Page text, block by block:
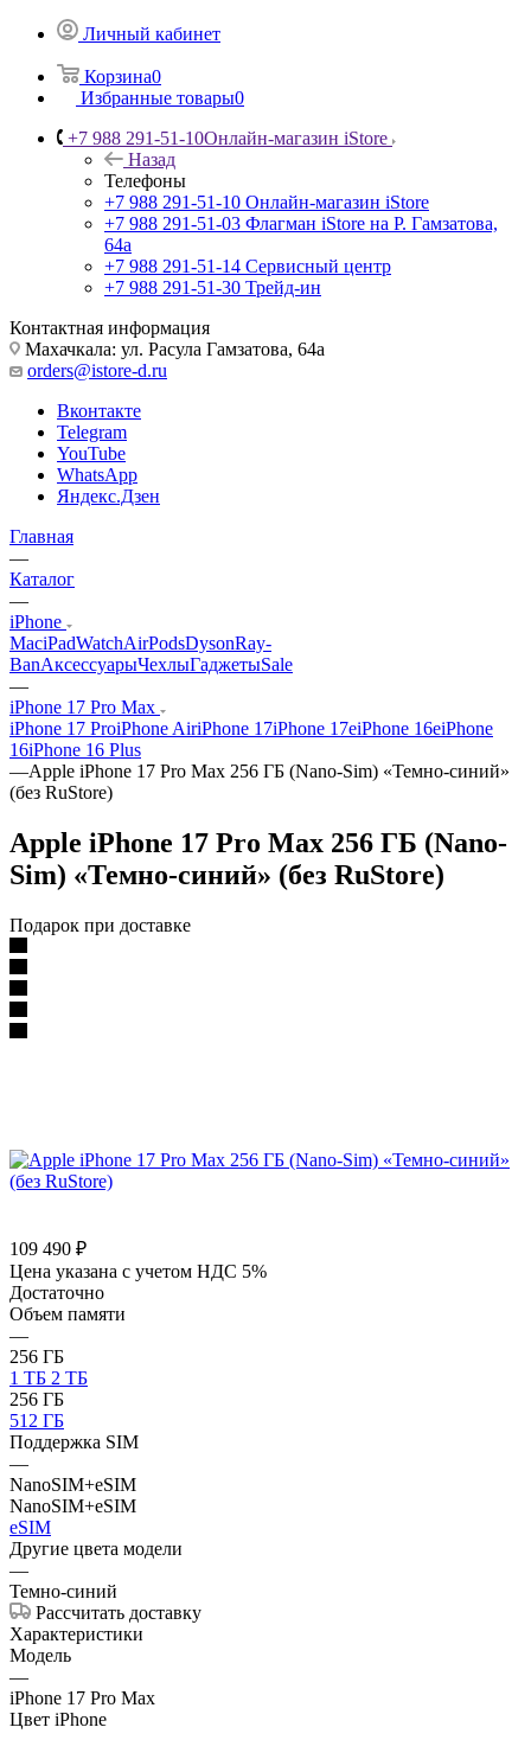
Личный кабинет
Корзина0
Избранные товары0
+7 988 291-51-10Онлайн-магазин iStore
Назад
Телефоны
+7 988 291-51-10 Онлайн-магазин iStore
+7 988 291-51-03 Флагман iStore на Р. Гамзатова,
64а
+7 988 291-51-14 Сервисный центр
+7 988 291-51-30 Трейд-ин
Контактная информация
Махачкала: ул. Расула Гамзатова, 64а
orders@istore-d.ru
Вконтакте
Telegram
YouTube
WhatsApp
Яндекс.Дзен
Главная
—
Каталог
—
iPhone
MaciPadWatchAirPodsDysonRay-
BanАксессуарыЧехлыГаджетыSale
—
iPhone 17 Pro Max
iPhone 17 ProiPhone AiriPhone 17iPhone 17eiPhone 16eiPhone
16iPhone 16 Plus
—Apple iPhone 17 Pro Max 256 ГБ (Nano-Sim) «Темно-синий»
(без RuStore)
Apple iPhone 17 Pro Max 256 ГБ (Nano-
Sim) «Темно-синий» (без RuStore)
Подарок при доставке
109 490 ₽
Цена указана с учетом НДС 5%
Достаточно
Объем памяти
—
256 ГБ
1 ТБ 2 ТБ
256 ГБ
512 ГБ
Поддержка SIM
—
NanoSIM+eSIM
NanoSIM+eSIM
eSIM
Другие цвета модели
—
Темно-синий
Рассчитать доставку
Характеристики
Модель
—
iPhone 17 Pro Max
Цвет iPhone